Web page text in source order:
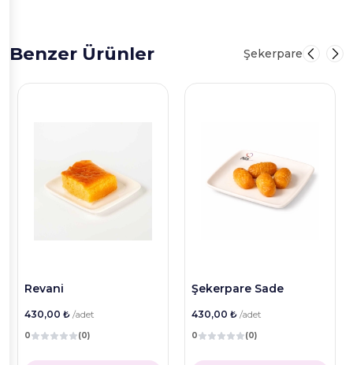
Benzer Ürünler Şekerpare
Revani
430,00 ₺ /adet
0 (0)
Şekerpare Sade
430,00 ₺ /adet
0 (0)